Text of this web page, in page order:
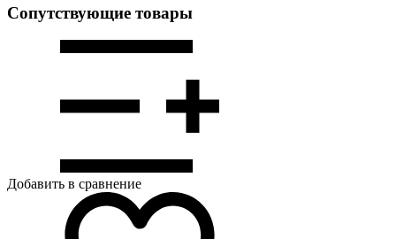
Сопутствующие товары
Добавить в сравнение